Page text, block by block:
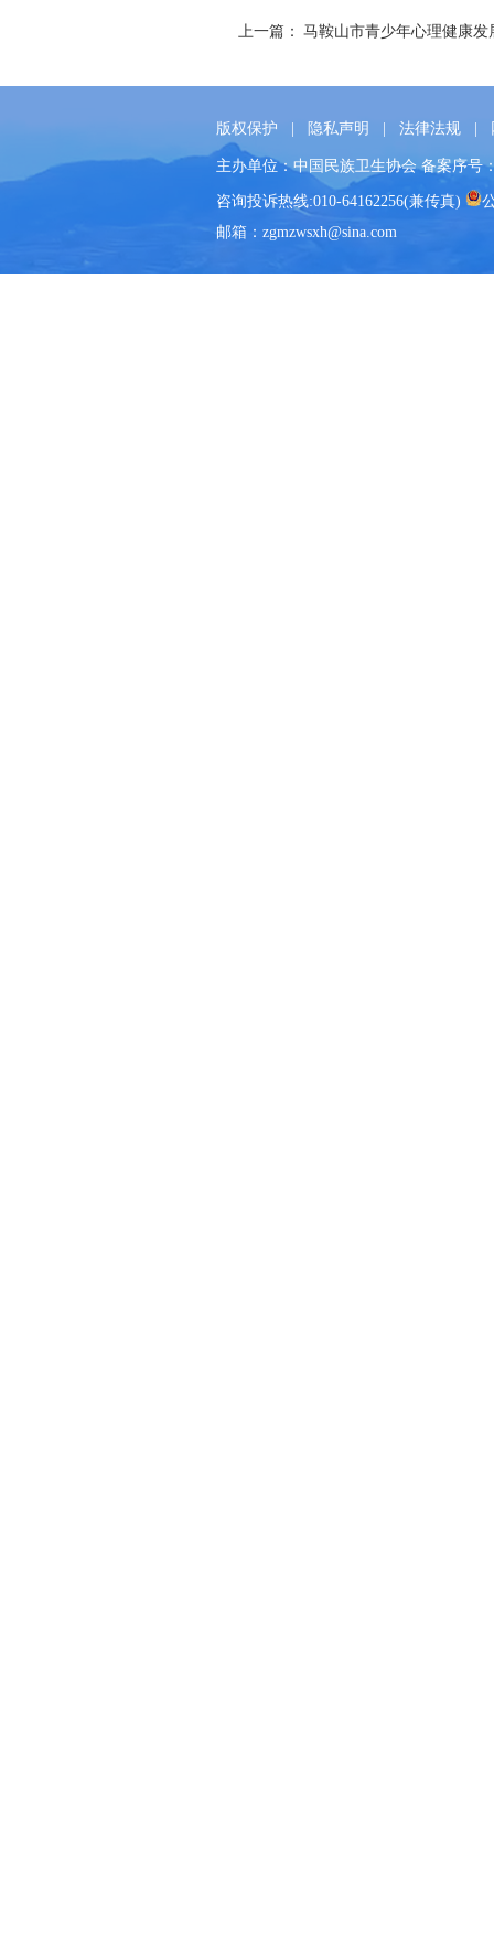
上一篇： 马鞍山市青少年心理健康
版权保护 | 隐私声明 | 法律法规 |
主办单位：中国民族卫生协会备案序号
咨询投诉热线:010-64162256(兼传真)
邮箱： zgmzwsxh@sina.com